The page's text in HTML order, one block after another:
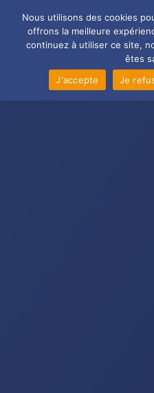
Nous utilisons des cookies
offrons la meilleure
continuez à utiliser ce site,
êtes
J'accepte
Je